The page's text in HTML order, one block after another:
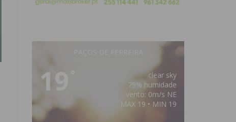
19
clear sky
79% humidade
vento: 0m/s NE
MAX 19 • MIN 19